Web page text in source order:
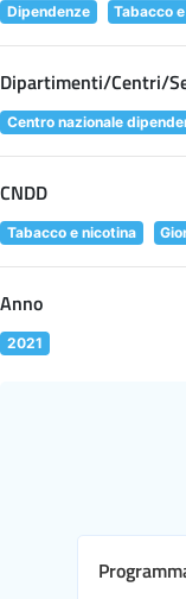
Dipendenze Tabacco
Dipartimenti/Centri/
Centro nazionale
CNDD
Tabacco e nicotina
Anno
2021